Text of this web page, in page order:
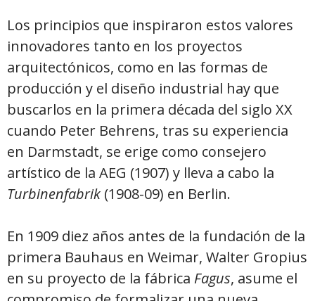
Los principios que inspiraron estos valores
innovadores tanto en los proyectos
arquitectónicos, como en las formas de
producción y el diseño industrial hay que
buscarlos en la primera década del siglo XX
cuando Peter Behrens, tras su experiencia
en Darmstadt, se erige como consejero
artístico de la AEG (1907) y lleva a cabo la
Turbinenfabrik (1908-09) en Berlin.
En 1909 diez años antes de la fundación de la
primera Bauhaus en Weimar, Walter Gropius
en su proyecto de la fábrica Fagus, asume el